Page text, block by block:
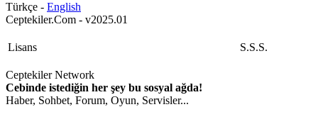
Türkçe - English
Ceptekiler.Com - v2025.01
Lisans S.S.S.
Ceptekiler Network
Cebinde istediğin her şey bu sosyal ağda!
Haber, Sohbet, Forum, Oyun, Servisler...